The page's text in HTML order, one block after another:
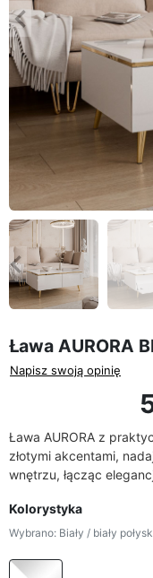
Poprzedni
keyboard_arrow_left
Poprzedni
Ława AURORA
Napisz swoją opinię
Ława AURORA z
złotymi akcentami,
wnętrzu, łącząc
Kolorystyka
Wybrano: Biały / biały połysk
Biały / biały